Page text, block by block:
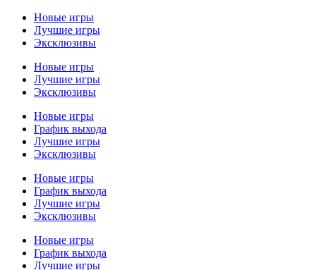
Новые игры
Лучшие игры
Эксклюзивы
Новые игры
Лучшие игры
Эксклюзивы
Новые игры
График выхода
Лучшие игры
Эксклюзивы
Новые игры
График выхода
Лучшие игры
Эксклюзивы
Новые игры
График выхода
Лучшие игры